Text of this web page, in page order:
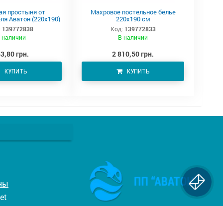
простыня от
Аватон (220х190)
139772838
грн.
КУПИТЬ
Махровое постельное белье
220х190 см
Код: 139772833
В наличии
2 810,50 грн.
КУПИТЬ
et